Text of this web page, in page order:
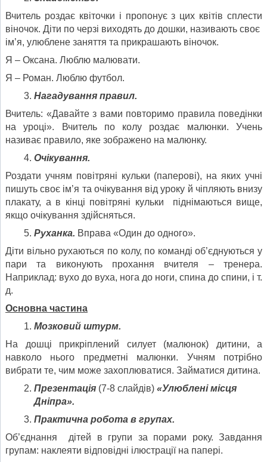
Вчитель роздає квіточки і пропонує з цих квітів сплести
віночок. Діти по черзі виходять до дошки, називають своє
ім’я, улюблене заняття та прикрашають віночок.
Я – Оксана. Люблю малювати.
Я – Роман. Люблю футбол.
Нагадування правил.
Вчитель: «Давайте з вами повторимо правила поведінки
на уроці». Вчитель по колу роздає малюнки. Учень
називає правило, яке зображено на малюнку.
Очікування.
Роздати учням повітряні кульки (паперові), на яких учні
пишуть своє ім’я та очікування від уроку й чіпляють внизу
плакату, а в кінці повітряні кульки піднімаються вище,
якщо очікування здійсняться.
Руханка. Вправа «Один до одного».
Діти вільно рухаються по колу, по команді об’єднуються у
пари та виконують прохання вчителя – тренера.
Наприклад: вухо до вуха, нога до ноги, спина до спини, і т.
д.
Основна частина
Мозковий штурм.
На дошці прикріплений силует (малюнок) дитини, а
навколо нього предметні малюнки. Учням потрібно
вибрати те, чим може захоплюватися. Займатися дитина.
Презентація (7-8 слайдів) «Улюблені місця
Дніпра».
Практична робота в групах.
Об’єднання дітей в групи за порами року. Завдання
групам: наклеяти відповідні ілюстрації на папері.